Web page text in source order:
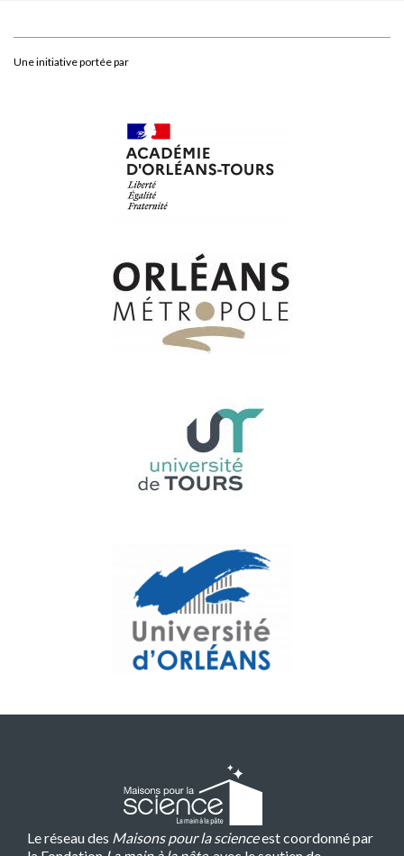
Une initiative portée par
Le réseau des Maisons pour la scienceest coordonné par